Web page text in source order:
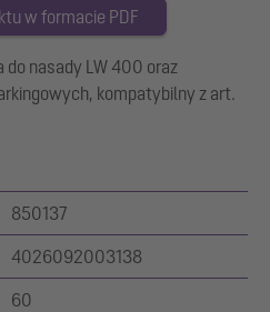
w formacie PDF
do nasady LW 400 oraz
kompatybilny z art.
850137
4026092003138
60